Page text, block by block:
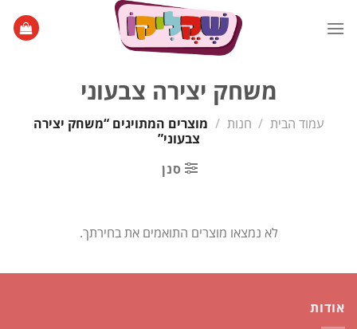
משחק יצירה צבעוני
עמוד הבית / חנות / מוצרים המתויגים “משחק יצירה
צבעוני”
סנן
לא נמצאו מוצרים התואמים את בחירתך.
אודות